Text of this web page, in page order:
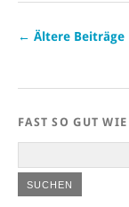
← Ältere Beiträge
FAST SO GUT